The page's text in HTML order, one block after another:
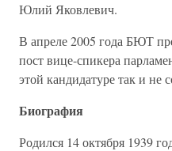
Юлий Яковлевич.
В апреле 2005 года БЮТ
пост вице-спикера
этой кандидатуре так и не
Биография
Родился 14 октября 1939